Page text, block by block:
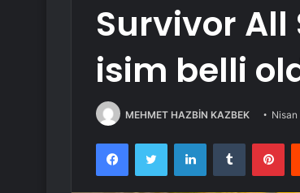
Survivor All
isim belli
MEHMET HAZBİN KAZBEK Nisan
FacebookTwitter LinkedInTumblr